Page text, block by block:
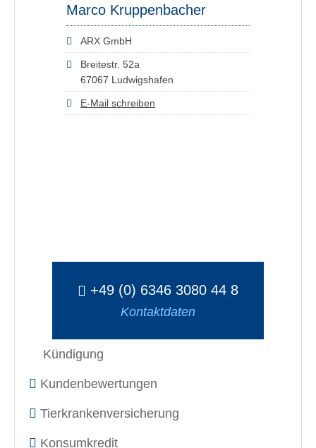
Marco Kruppenbacher
ARX GmbH
Breitestr. 52a
67067 Ludwigshafen
E-Mail schreiben
+49 (0) 6346 3080 44 8
Kontaktdaten
Kündigung
Kundenbewertungen
Tierkrankenversicherung
Konsumkredit